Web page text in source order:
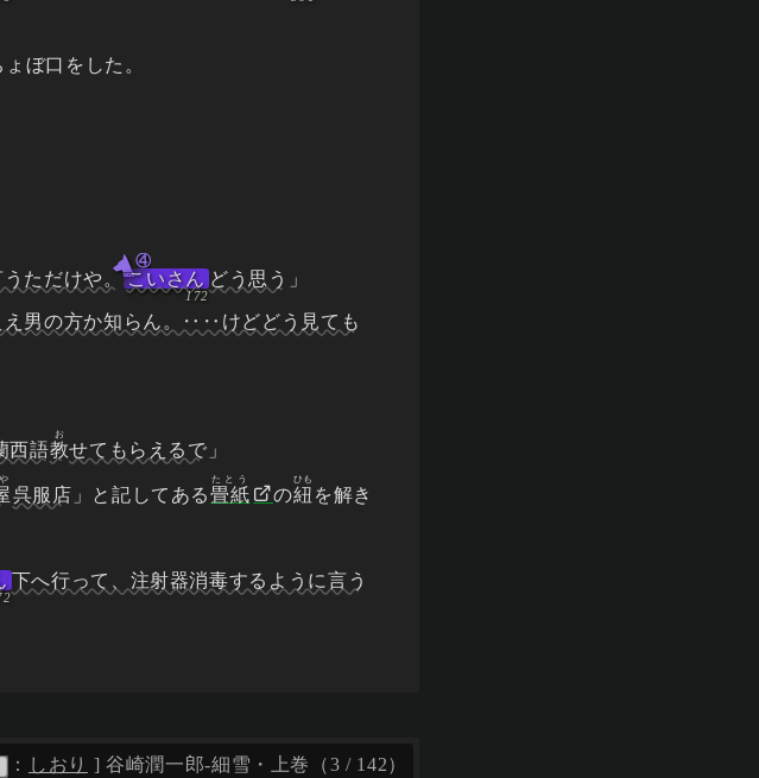
ぼ口をした。
ただけや。こいさん
④
どう思う 」
男の方か知らん。‥‥けどどう見ても
西語教
お
せてもらえるで 」
呉服店 」と記してある畳紙
たとう
の紐
ひも
を解き
下へ行って、注射器消毒するように言う
： しおり ] 谷崎潤一郎-細雪・上巻（3 / 142）